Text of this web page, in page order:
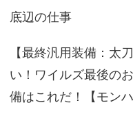
底辺の仕事
【最終汎用装備：太
い！ワイルズ最後の
備はこれだ！【モン